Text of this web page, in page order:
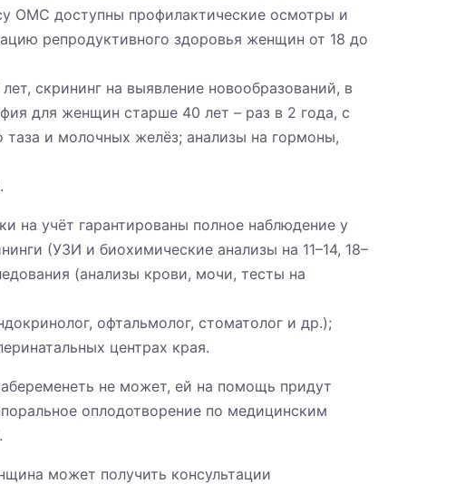
ОМС доступны профилактические осмотры и
репродуктивного здоровья женщин от 18 до
скрининг на выявление новообразований, в
для женщин старше 40 лет – раз в 2 года, с
и молочных желёз; анализы на гормоны,
на учёт гарантированы полное наблюдение у
(УЗИ и биохимические анализы на 11–14, 18–
(анализы крови, мочи, тесты на
офтальмолог, стоматолог и др.);
центрах края.
не может, ей на помощь придут
оплодотворение по медицинским
может получить консультации